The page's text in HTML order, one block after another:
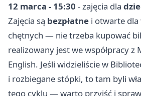
12 marca - 15:30 - zajęcia dla
Zajęcia są bezpłatne i otwarte dla
chętnych — nie trzeba kupować
realizowany jest we współpracy z
English. Jeśli widzieliście w
i rozbiegane stópki, to tam byli
tego cyklu — warto przyjść i